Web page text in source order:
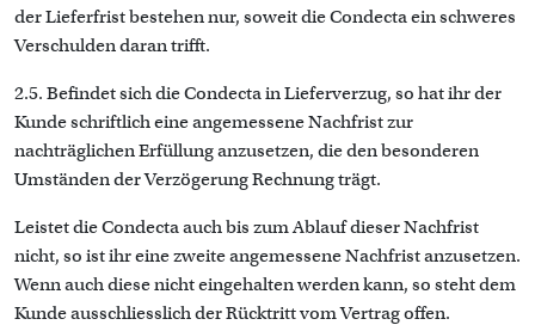
der Lieferfrist bestehen nur, soweit die Condecta ein schweres
Verschulden daran trifft.
2.5. Befindet sich die Condecta in Lieferverzug, so hat ihr der
Kunde schriftlich eine angemessene Nachfrist zur
nachträglichen Erfüllung anzusetzen, die den besonderen
Umständen der Verzögerung Rechnung trägt.
Leistet die Condecta auch bis zum Ablauf dieser Nachfrist
nicht, so ist ihr eine zweite angemessene Nachfrist anzusetzen.
Wenn auch diese nicht eingehalten werden kann, so steht dem
Kunde ausschliesslich der Rücktritt vom Vertrag offen.